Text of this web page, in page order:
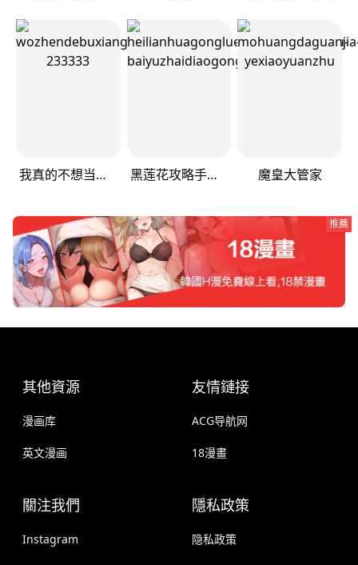
我真的不想当第一 黑莲花攻略手册[穿书] 魔皇大管家
推薦
其他資源
漫画库
英文漫画
友情鏈接
ACG导航网
18漫畫
關注我們
Instagram
隱私政策
隐私政策